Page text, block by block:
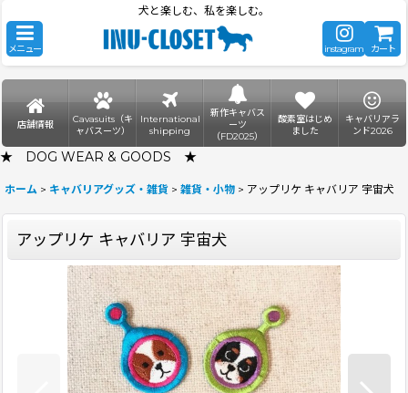
犬と楽しむ、私を楽しむ。
メニュー instagram カート
店舗情報
Cavasuits（キ
ャバスーツ）
International
shipping
新作キャバス
ーツ
（FD2025）
酸素室はじめ
ました
キャバリアラ
ンド2026
★ DOG WEAR & GOODS ★
ホーム > キャバリアグッズ・雑貨 > 雑貨・小物 > アップリケ キャバリア 宇宙犬
アップリケ キャバリア 宇宙犬